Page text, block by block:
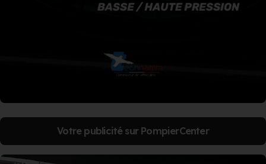
Votre publicité sur PompierCenter